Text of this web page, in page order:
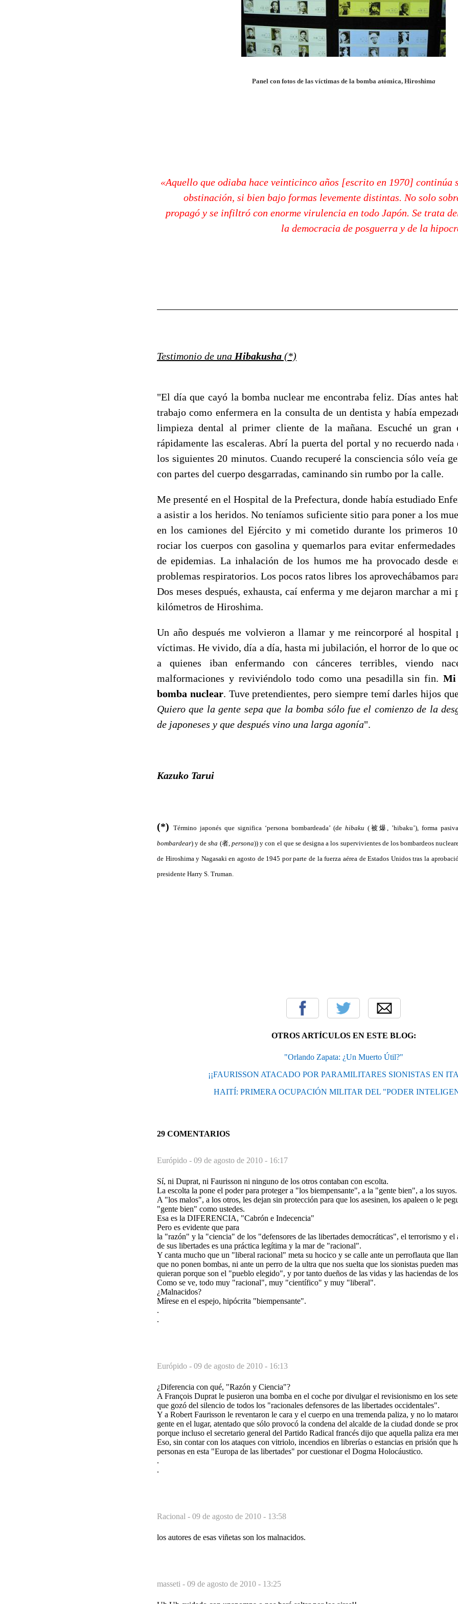
Panel con fotos de las víctimas de la bomba atómica, Hiroshima
«Aquello que odiaba hace veinticinco años [escrito en 1970] continúa
obstinación, si bien bajo formas levemente distintas. No solo
propagó y se infiltró con enorme virulencia en todo Japón. Se trata
la democracia de posguerra y de la
Testimonio de una Hibakusha (*)
"El día que cayó la bomba nuclear me encontraba feliz. Días antes
trabajo como enfermera en la consulta de un dentista y había
limpieza dental al primer cliente de la mañana. Escuché un gran
rápidamente las escaleras. Abrí la puerta del portal y no recuerdo nada
los siguientes 20 minutos. Cuando recuperé la consciencia sólo veía
con partes del cuerpo desgarradas, caminando sin rumbo por la calle.
Me presenté en el Hospital de la Prefectura, donde había estudiado
a asistir a los heridos. No teníamos suficiente sitio para poner a los
en los camiones del Ejército y mi cometido durante los primeros
rociar los cuerpos con gasolina y quemarlos para evitar
de epidemias. La inhalación de los humos me ha provocado desde
problemas respiratorios. Los pocos ratos libres los aprovechábamos
Dos meses después, exhausta, caí enferma y me dejaron marchar a mi
kilómetros de Hiroshima.
Un año después me volvieron a llamar y me reincorporé al hospital
víctimas. He vivido, día a día, hasta mi jubilación, el horror de lo que
a quienes iban enfermando con cánceres terribles, viendo
malformaciones y reviviéndolo todo como una pesadilla sin fin.Mi
bomba nuclear. Tuve pretendientes, pero siempre temí darles hijos
Quiero que la gente sepa que la bomba sólo fue el comienzo de la
de japoneses y que después vino una larga agonía".
Kazuko Tarui
(*) Término japonés que significa ‘persona bombardeada’ (de hibaku (被爆, ’hibaku’), forma
bombardear) y desha (者,persona)) y con el que se designa a los supervivientes de los bombardeos
de Hiroshima y Nagasaki en agosto de 1945 por parte de la fuerza aérea de Estados Unidos tras la
presidente Harry S. Truman.
OTROS ARTÍCULOS EN ESTE BLOG:
"Orlando Zapata: ¿Un Muerto Útil?"
¡¡FAURISSON ATACADO POR PARAMILITARES SIONISTAS EN
HAITÍ: PRIMERA OCUPACIÓN MILITAR DEL "PODER
29 COMENTARIOS
Európido - 09 de agosto de 2010 - 16:17
Sí, ni Duprat, ni Faurisson ni ninguno de los otros contaban con escolta.
La escolta la pone el poder para proteger a "los biempensante", a la "gente bien", a los suyos.
A "los malos", a los otros, les dejan sin protección para que los asesinen, los apaleen o le
"gente bien" como ustedes.
Esa es la DIFERENCIA, "Cabrón e Indecencia"
Pero es evidente que para
la "razón" y la "ciencia" de los "defensores de las libertades democráticas", el terrorismo y el
de sus libertades es una práctica legítima y la mar de "racional".
Y canta mucho que un "liberal racional" meta su hocico y se calle ante un perroflauta que
que no ponen bombas, ni ante un perro de la ultra que nos suelta que los sionistas pueden
quieran porque son el "pueblo elegido", y por tanto dueños de las vidas y las haciendas de
Como se ve, todo muy "racional", muy "científico" y muy "liberal".
¿Malnacidos?
Mírese en el espejo, hipócrita "biempensante".
.
.
Európido - 09 de agosto de 2010 - 16:13
¿Diferencia con qué, "Razón y Ciencia"?
A François Duprat le pusieron una bomba en el coche por divulgar el revisionismo en los
que gozó del silencio de todos los "racionales defensores de las libertades occidentales".
Y a Robert Faurisson le reventaron le cara y el cuerpo en una tremenda paliza, y no lo
gente en el lugar, atentado que sólo provocó la condena del alcalde de la ciudad donde se
porque incluso el secretario general del Partido Radical francés dijo que aquella paliza era
Eso, sin contar con los ataques con vitriolo, incendios en librerías o estancias en prisión que
personas en esta "Europa de las libertades" por cuestionar el Dogma Holocáustico.
.
.
Racional - 09 de agosto de 2010 - 13:58
los autores de esas viñetas son los malnacidos.
masseti - 09 de agosto de 2010 - 13:25